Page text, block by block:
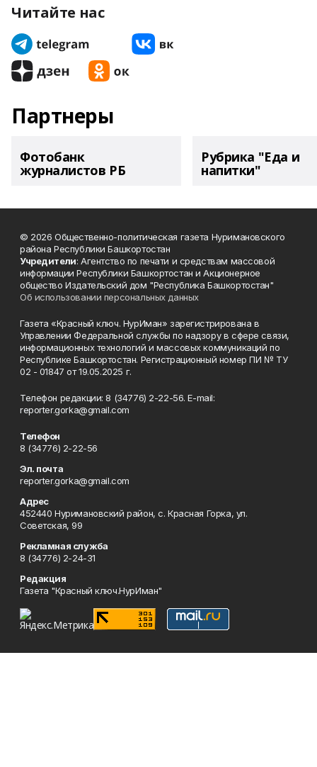
Читайте нас
Партнеры
Фотобанк
журналистов РБ
Рубрика "Еда и
напитки"
© 2026 Общественно-политическая газета Нуримановского
района Республики Башкортостан
Учредители: Агентство по печати и средствам массовой
информации Республики Башкортостан и Акционерное
общество Издательский дом "Республика Башкортостан"
Об использовании персональных данных
Газета «Красный ключ. НурИман» зарегистрирована в
Управлении Федеральной службы по надзору в сфере связи,
информационных технологий и массовых коммуникаций по
Республике Башкортостан. Регистрационный номер ПИ № ТУ
02 - 01847 от 19.05.2025 г.
Телефон редакции: 8 (34776) 2-22-56. E-mail:
reporter.gorka@gmail.com
Телефон
8 (34776) 2-22-56
Эл. почта
reporter.gorka@gmail.com
Адрес
452440 Нуримановский район, с. Красная Горка, ул.
Советская, 99
Рекламная служба
8 (34776) 2-24-31
Редакция
Газета "Красный ключ.НурИман"